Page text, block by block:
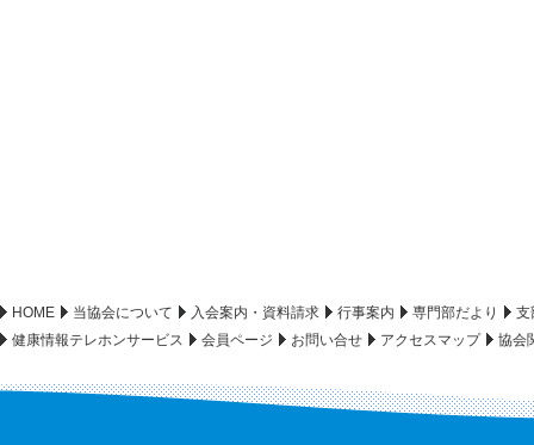
HOME 当協会について 入会案内・資料請求 行事案内 専門部だより
支
健康情報テレホンサービス
会員ページ お問い合せ アクセスマップ 協会